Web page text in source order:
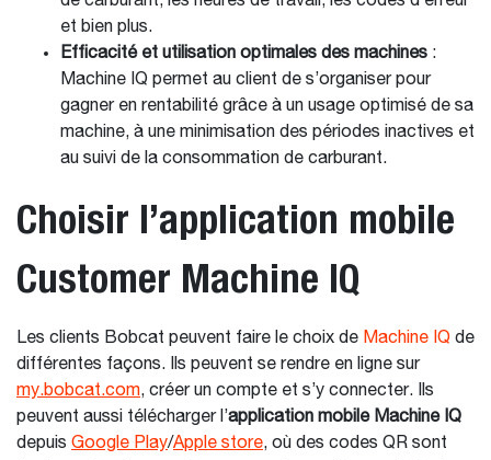
et bien plus.
Efficacité et utilisation optimales des machines :
Machine IQ permet au client de s’organiser pour
gagner en rentabilité grâce à un usage optimisé de sa
machine, à une minimisation des périodes inactives et
au suivi de la consommation de carburant.
Choisir l’application mobile
Customer Machine IQ
Les clients Bobcat peuvent faire le choix de Machine IQ de
différentes façons. Ils peuvent se rendre en ligne sur
my.bobcat.com, créer un compte et s’y connecter. Ils
peuvent aussi télécharger l’application mobile Machine IQ
depuis Google Play/Apple store, où des codes QR sont